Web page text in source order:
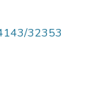
32353